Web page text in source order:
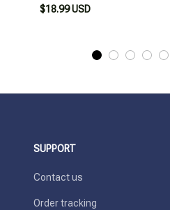
$18.99 USD
SUPPORT
Contact us
Order tracking